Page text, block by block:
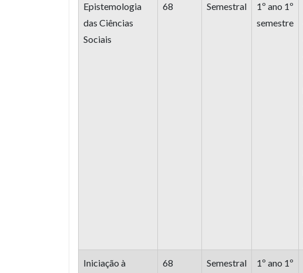
Epistemologia
das Ciências
Sociais
68 Semestral
1º ano 1º
semestre
Iniciação à
68 Semestral
1º ano 1º